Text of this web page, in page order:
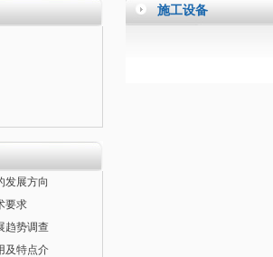
发展方向
要求
趋势调查
及特点介
施工设备